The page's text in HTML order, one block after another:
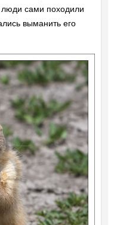
сами походили
выманить его